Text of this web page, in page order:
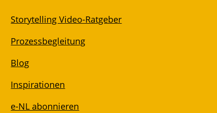
Storytelling Video-Ratgeber
Prozessbegleitung
Blog
Inspirationen
e-NL abonnieren